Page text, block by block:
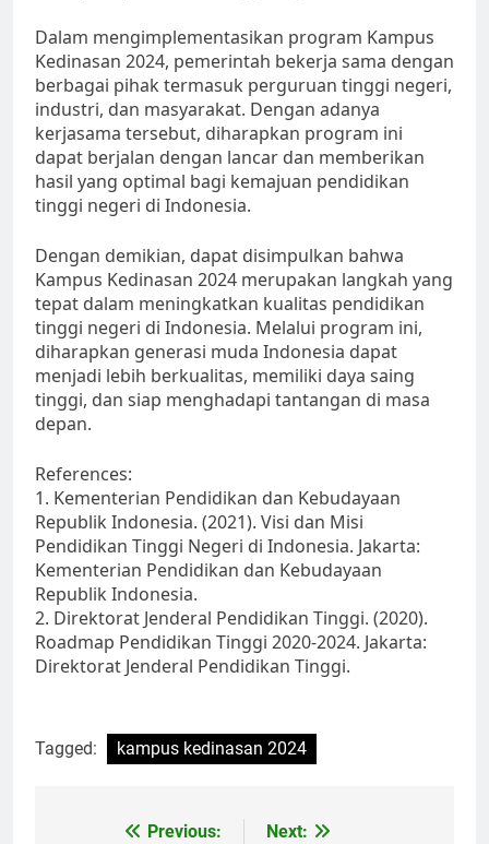
Dalam mengimplementasikan program Kampus
Kedinasan 2024, pemerintah bekerja sama dengan
berbagai pihak termasuk perguruan tinggi negeri,
industri, dan masyarakat. Dengan adanya
kerjasama tersebut, diharapkan program ini
dapat berjalan dengan lancar dan memberikan
hasil yang optimal bagi kemajuan pendidikan
tinggi negeri di Indonesia.
Dengan demikian, dapat disimpulkan bahwa
Kampus Kedinasan 2024 merupakan langkah yang
tepat dalam meningkatkan kualitas pendidikan
tinggi negeri di Indonesia. Melalui program ini,
diharapkan generasi muda Indonesia dapat
menjadi lebih berkualitas, memiliki daya saing
tinggi, dan siap menghadapi tantangan di masa
depan.
References:
1. Kementerian Pendidikan dan Kebudayaan
Republik Indonesia. (2021). Visi dan Misi
Pendidikan Tinggi Negeri di Indonesia. Jakarta:
Kementerian Pendidikan dan Kebudayaan
Republik Indonesia.
2. Direktorat Jenderal Pendidikan Tinggi. (2020).
Roadmap Pendidikan Tinggi 2020-2024. Jakarta:
Direktorat Jenderal Pendidikan Tinggi.
Tagged: kampus kedinasan 2024
Previous: Next: